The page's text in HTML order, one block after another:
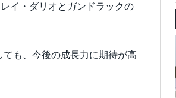
イ・ダリオとガンドラックの
も、今後の成長力に期待が高